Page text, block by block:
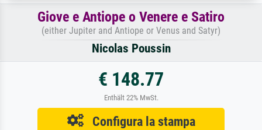
Giove e Antiope o Venere e Satiro
(either Jupiter and Antiope or Venus and Satyr)
Nicolas Poussin
€ 148.77
Enthält 22% MwSt.
Configura la stampa